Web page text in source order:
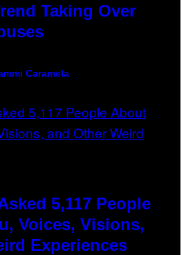
Taking Over
Caramela
5,117 People
Voices, Visions,
Experiences